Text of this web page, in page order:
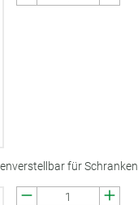
für Schranken